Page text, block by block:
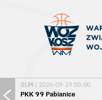
2LM | 2026-09-19 00:00
PKK 99 Pabianice